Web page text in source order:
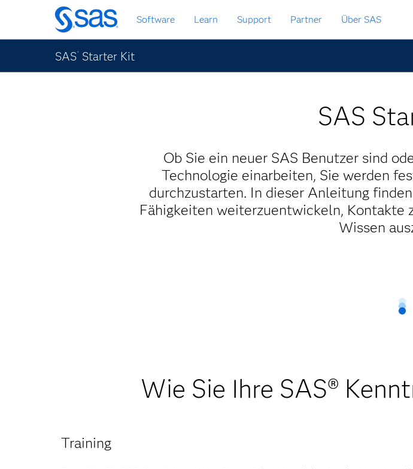
Zurück
zum
Hauptinhalt
Software Learn Support Partner Über SAS
SAS®Starter Kit
SAS
Ob Sie ein neuer SAS Benutzer sind
Technologie einarbeiten, Sie werden
durchzustarten. In dieser Anleitung
Fähigkeiten weiterzuentwickeln, Kontakte
Wissen
Wie Sie Ihre SAS®
Training